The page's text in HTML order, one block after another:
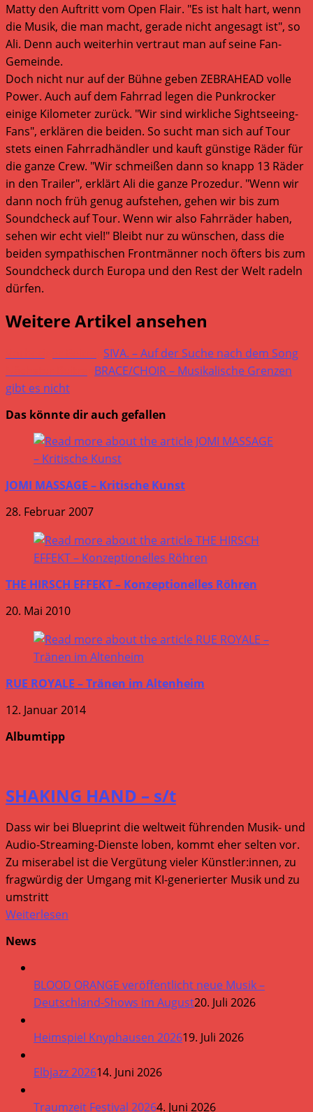
Matty den Auftritt vom Open Flair. "Es ist halt hart, wenn
die Musik, die man macht, gerade nicht angesagt ist", so
Ali. Denn auch weiterhin vertraut man auf seine Fan-
Gemeinde.
Doch nicht nur auf der Bühne geben ZEBRAHEAD volle
Power. Auch auf dem Fahrrad legen die Punkrocker
einige Kilometer zurück. "Wir sind wirkliche Sightseeing-
Fans", erklären die beiden. So sucht man sich auf Tour
stets einen Fahrradhändler und kauft günstige Räder für
die ganze Crew. "Wir schmeißen dann so knapp 13 Räder
in den Trailer", erklärt Ali die ganze Prozedur. "Wenn wir
dann noch früh genug aufstehen, gehen wir bis zum
Soundcheck auf Tour. Wenn wir also Fahrräder haben,
sehen wir echt viel!" Bleibt nur zu wünschen, dass die
beiden sympathischen Frontmänner noch öfters bis zum
Soundcheck durch Europa und den Rest der Welt radeln
dürfen.
Weitere Artikel ansehen
SIVA. – Auf der Suche nach dem Song
BRACE/CHOIR – Musikalische Grenzen
gibt es nicht
Das könnte dir auch gefallen
JOMI MASSAGE – Kritische Kunst
28. Februar 2007
THE HIRSCH EFFEKT – Konzeptionelles Röhren
20. Mai 2010
RUE ROYALE – Tränen im Altenheim
12. Januar 2014
Albumtipp
SHAKING HAND – s/t
Dass wir bei Blueprint die weltweit führenden Musik- und
Audio-Streaming-Dienste loben, kommt eher selten vor.
Zu miserabel ist die Vergütung vieler Künstler:innen, zu
fragwürdig der Umgang mit KI-generierter Musik und zu
umstritt
Weiterlesen
News
BLOOD ORANGE veröffentlicht neue Musik –
Deutschland-Shows im August20. Juli 2026
Heimspiel Knyphausen 202619. Juli 2026
Elbjazz 202614. Juni 2026
Traumzeit Festival 20264. Juni 2026